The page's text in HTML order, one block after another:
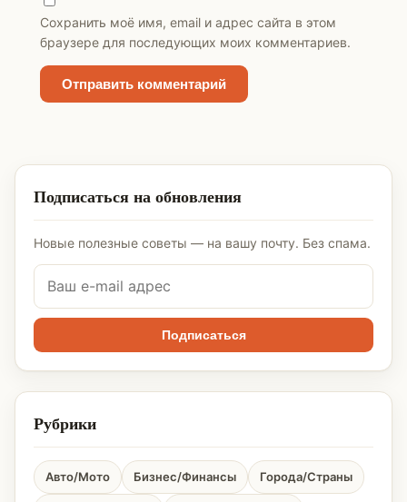
Сохранить моё имя, email и адрес сайта в этом
браузере для последующих моих комментариев.
Подписаться на обновления
Новые полезные советы — на вашу почту. Без спама.
Подписаться
Рубрики
Авто/Мото Бизнес/Финансы Города/Страны